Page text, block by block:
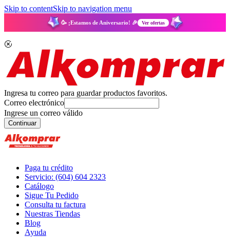
Skip to contentSkip to navigation menu
🥳 ¡Estamos de Aniversario! 🎉 Ver ofertas
Ingresa tu correo para guardar productos favoritos.
Correo electrónico
Ingrese un correo válido
Continuar
Paga tu crédito
Servicio: (604) 604 2323
Catálogo
Sigue Tu Pedido
Consulta tu factura
Nuestras Tiendas
Blog
Ayuda